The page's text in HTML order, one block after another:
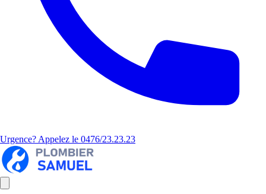
Urgence? Appelez le 0476/23.23.23